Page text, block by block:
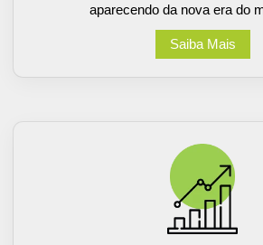
aparecendo da nova era do
Saiba Mais